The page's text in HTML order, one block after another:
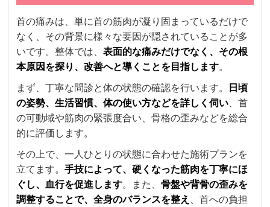
首の痛みは、単に首の筋肉が凝り固まっているだけで
なく、その背景に様々な要因が隠されていることが多
いです。整体では、表面的な痛みだけでなく、その根
本原因を探り、改善へと導くことを目指します。
まず、丁寧な問診と体の状態の確認を行います。
日頃
の姿勢、生活習慣、体の使い方などを詳しく伺い 、首
の可動域や筋肉の緊張度合い、骨格の歪みなどを総合
的に評価します。
その上で、一人ひとりの状態に合わせた施術プランを
立てます。手技によって、硬くなった筋肉を丁寧にほ
ぐし、血行を促進します。また、骨盤や背骨の歪みを
調整することで、全身のバランスを整え
、首への負担